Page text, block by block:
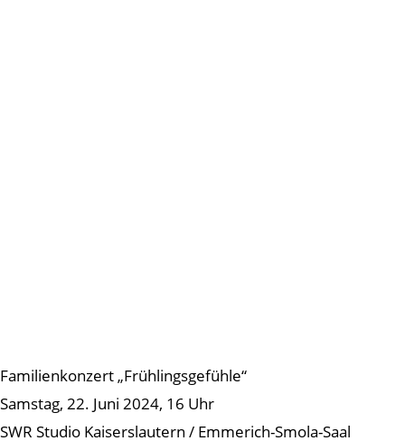
Familienkonzert „Frühlingsgefühle“
Samstag, 22. Juni 2024, 16 Uhr
SWR Studio Kaiserslautern / Emmerich-Smola-Saal